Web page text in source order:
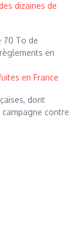
dizaines de
70 To de
en
en France
dont
contre